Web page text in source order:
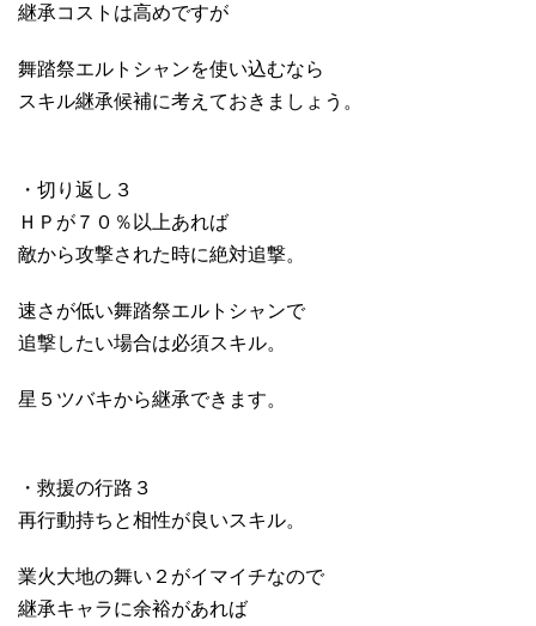
継承コストは高めですが
舞踏祭エルトシャンを使い込むなら
スキル継承候補に考えておきましょう。
・切り返し３
ＨＰが７０％以上あれば
敵から攻撃された時に絶対追撃。
速さが低い舞踏祭エルトシャンで
追撃したい場合は必須スキル。
星５ツバキから継承できます。
・救援の行路３
再行動持ちと相性が良いスキル。
業火大地の舞い２がイマイチなので
継承キャラに余裕があれば